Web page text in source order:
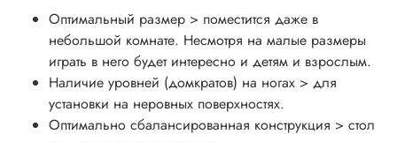
Оптимальный размер > поместится даже в
небольшой комнате. Несмотря на малые размеры
играть в него будет интересно и детям и взрослым.
Наличие уровней (домкратов) на ногах > для
установки на неровных поверхностях.
Оптимально сбалансированная конструкция > стол